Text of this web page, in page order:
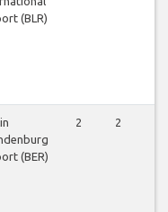
(BLR)
(BER)
2 2